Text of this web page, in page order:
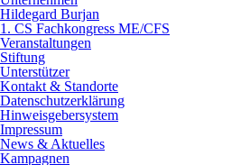
Hildegard Burjan
1. CS Fachkongress ME/CFS
Veranstaltungen
Stiftung
Unterstützer
Kontakt & Standorte
Datenschutzerklärung
Hinweisgebersystem
Impressum
News & Aktuelles
Kampagnen